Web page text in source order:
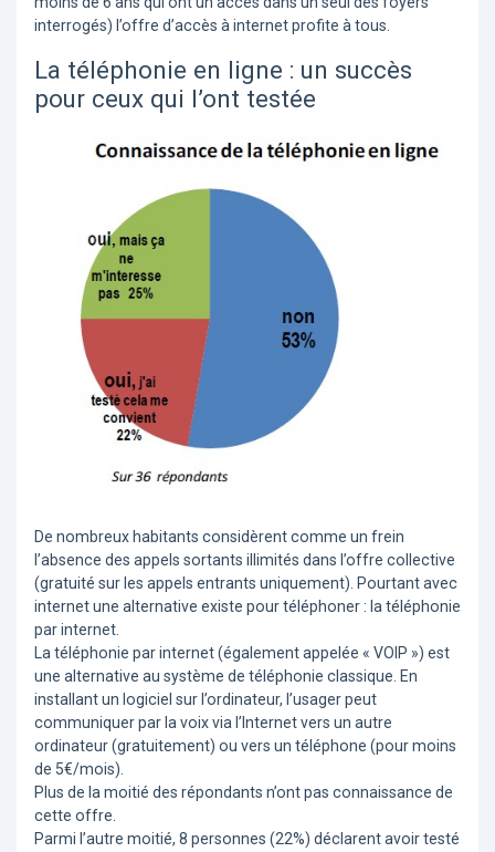
interrogés) l’offre d’accès à internet profite à tous.
La téléphonie en ligne : un succès
pour ceux qui l’ont testée
De nombreux habitants considèrent comme un frein
l’absence des appels sortants illimités dans l’offre collective
(gratuité sur les appels entrants uniquement). Pourtant avec
internet une alternative existe pour téléphoner : la téléphonie
par internet.
La téléphonie par internet (également appelée « VOIP ») est
une alternative au système de téléphonie classique. En
installant un logiciel sur l’ordinateur, l’usager peut
communiquer par la voix via l’Internet vers un autre
ordinateur (gratuitement) ou vers un téléphone (pour moins
de 5€/mois).
Plus de la moitié des répondants n’ont pas connaissance de
cette offre.
Parmi l’autre moitié, 8 personnes (22%) déclarent avoir testé